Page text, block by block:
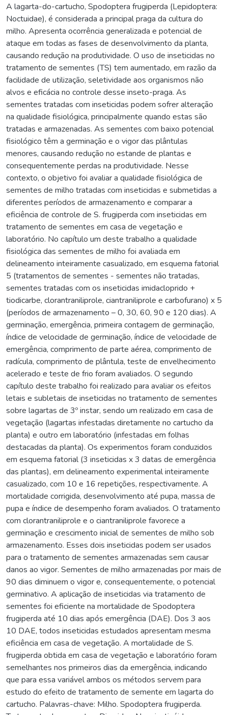
A lagarta-do-cartucho, Spodoptera frugiperda (Lepidoptera:
Noctuidae), é considerada a principal praga da cultura do
milho. Apresenta ocorrência generalizada e potencial de
ataque em todas as fases de desenvolvimento da planta,
causando redução na produtividade. O uso de inseticidas no
tratamento de sementes (TS) tem aumentado, em razão da
facilidade de utilização, seletividade aos organismos não
alvos e eficácia no controle desse inseto-praga. As
sementes tratadas com inseticidas podem sofrer alteração
na qualidade fisiológica, principalmente quando estas são
tratadas e armazenadas. As sementes com baixo potencial
fisiológico têm a germinação e o vigor das plântulas
menores, causando redução no estande de plantas e
consequentemente perdas na produtividade. Nesse
contexto, o objetivo foi avaliar a qualidade fisiológica de
sementes de milho tratadas com inseticidas e submetidas a
diferentes períodos de armazenamento e comparar a
eficiência de controle de S. frugiperda com inseticidas em
tratamento de sementes em casa de vegetação e
laboratório. No capítulo um deste trabalho a qualidade
fisiológica das sementes de milho foi avaliada em
delineamento inteiramente casualizado, em esquema fatorial
5 (tratamentos de sementes - sementes não tratadas,
sementes tratadas com os inseticidas imidacloprido +
tiodicarbe, clorantraniliprole, ciantraniliprole e carbofurano) x 5
(períodos de armazenamento – 0, 30, 60, 90 e 120 dias). A
germinação, emergência, primeira contagem de germinação,
índice de velocidade de germinação, índice de velocidade de
emergência, comprimento de parte aérea, comprimento de
radícula, comprimento de plântula, teste de envelhecimento
acelerado e teste de frio foram avaliados. O segundo
capítulo deste trabalho foi realizado para avaliar os efeitos
letais e subletais de inseticidas no tratamento de sementes
sobre lagartas de 3º instar, sendo um realizado em casa de
vegetação (lagartas infestadas diretamente no cartucho da
planta) e outro em laboratório (infestadas em folhas
destacadas da planta). Os experimentos foram conduzidos
em esquema fatorial (3 inseticidas x 3 datas de emergência
das plantas), em delineamento experimental inteiramente
casualizado, com 10 e 16 repetições, respectivamente. A
mortalidade corrigida, desenvolvimento até pupa, massa de
pupa e índice de desempenho foram avaliados. O tratamento
com clorantraniliprole e o ciantraniliprole favorece a
germinação e crescimento inicial de sementes de milho sob
armazenamento. Esses dois inseticidas podem ser usados
para o tratamento de sementes armazenadas sem causar
danos ao vigor. Sementes de milho armazenadas por mais de
90 dias diminuem o vigor e, consequentemente, o potencial
germinativo. A aplicação de inseticidas via tratamento de
sementes foi eficiente na mortalidade de Spodoptera
frugiperda até 10 dias após emergência (DAE). Dos 3 aos
10 DAE, todos inseticidas estudados apresentam mesma
eficiência em casa de vegetação. A mortalidade de S.
frugiperda obtida em casa de vegetação e laboratório foram
semelhantes nos primeiros dias da emergência, indicando
que para essa variável ambos os métodos servem para
estudo do efeito de tratamento de semente em lagarta do
cartucho. Palavras-chave: Milho. Spodoptera frugiperda.